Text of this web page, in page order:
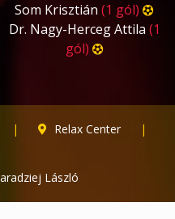
Som Krisztián (1 gól)
Dr. Nagy-Herceg Attila (1
gól)
| Relax Center |
László